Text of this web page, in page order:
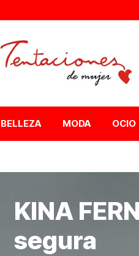
BELLEZA MODA OCIO
KINA
segura